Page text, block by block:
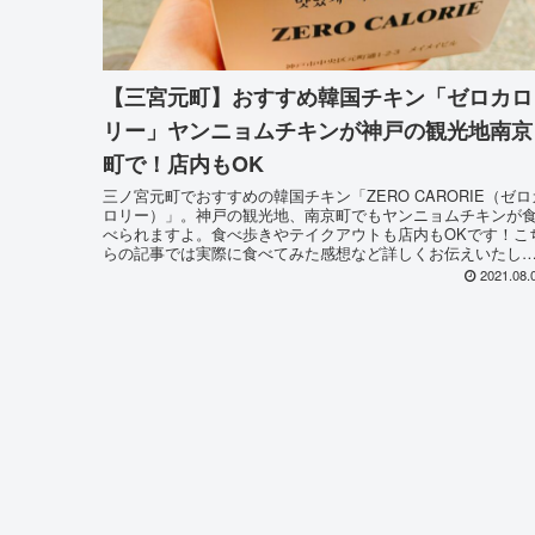
【三宮元町】おすすめ韓国チキン「ゼロカロ
リー」ヤンニョムチキンが神戸の観光地南京
町で！店内もOK
三ノ宮元町でおすすめの韓国チキン「ZERO CARORIE（ゼロ
ロリー）」。神戸の観光地、南京町でもヤンニョムチキンが食
べられますよ。食べ歩きやテイクアウトも店内もOKです！こ
らの記事では実際に食べてみた感想など詳しくお伝えいたしま